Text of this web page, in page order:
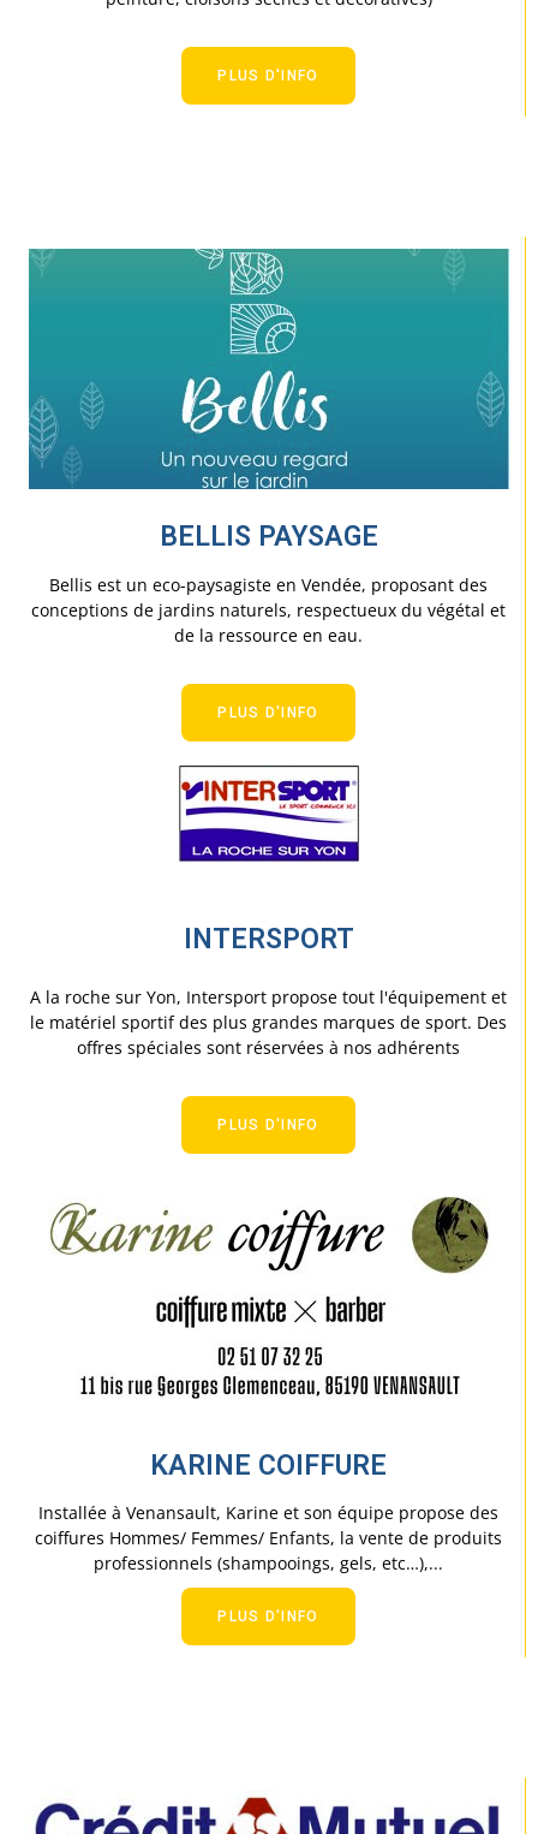
PLUS D'INFO
BELLIS PAYSAGE
Bellis est un eco-paysagiste en Vendée, proposant des
conceptions de jardins naturels, respectueux du végétal et
de la ressource en eau.
PLUS D'INFO
INTERSPORT
A la roche sur Yon, Intersport propose tout l'équipement et
le matériel sportif des plus grandes marques de sport. Des
offres spéciales sont réservées à nos adhérents
PLUS D'INFO
KARINE COIFFURE
Installée à Venansault, Karine et son équipe propose des
coiffures Hommes/ Femmes/ Enfants, la vente de produits
professionnels (shampooings, gels, etc…),...
PLUS D'INFO